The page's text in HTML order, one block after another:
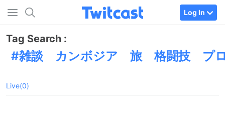
Log In
Tag Search :
雑談 カンボジア 旅 格闘技 プ
Live(0)